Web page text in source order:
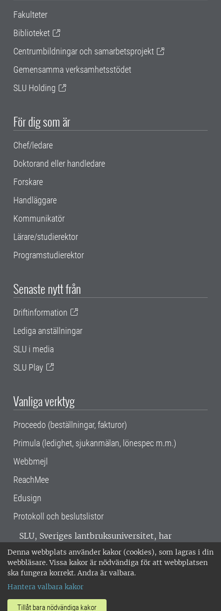
Denna webbplats använder kakor (cookies), som lagras i din
webbläsare. Vissa kakor är nödvändiga för att webbplatsen
ska fungera korrekt. Andra är valbara.
Hantera valbara kakor
Tillåt bara nödvändiga kakor
Fakulteter
Biblioteket
Centrumbildningar och samarbetsprojekt
Gemensamma verksamhetsstödet
SLU Holding
För dig som är
Chef/ledare
Doktorand eller handledare
Forskare
Handläggare
Kommunikatör
Lärare/studierektor
Programstudierektor
Senaste nytt från
Driftinformation
Lediga anställningar
SLU i media
SLU Play
Vanliga verktyg
Proceedo (beställningar, fakturor)
Primula (ledighet, sjukanmälan, lönespec m.m.)
Webbmejl
ReachMee
Edusign
Protokoll och beslutslistor
SLU, Sveriges lantbruksuniversitet, har
verksamhet över hela Sverige. Huvudorter är
Alnarp, Uppsala och Umeå.SLU är
miljöcertifierat enligt ISO 14001. •
018-67 10 00 • Org nr: 202100-2817 •
Om SLU:s webbplatser